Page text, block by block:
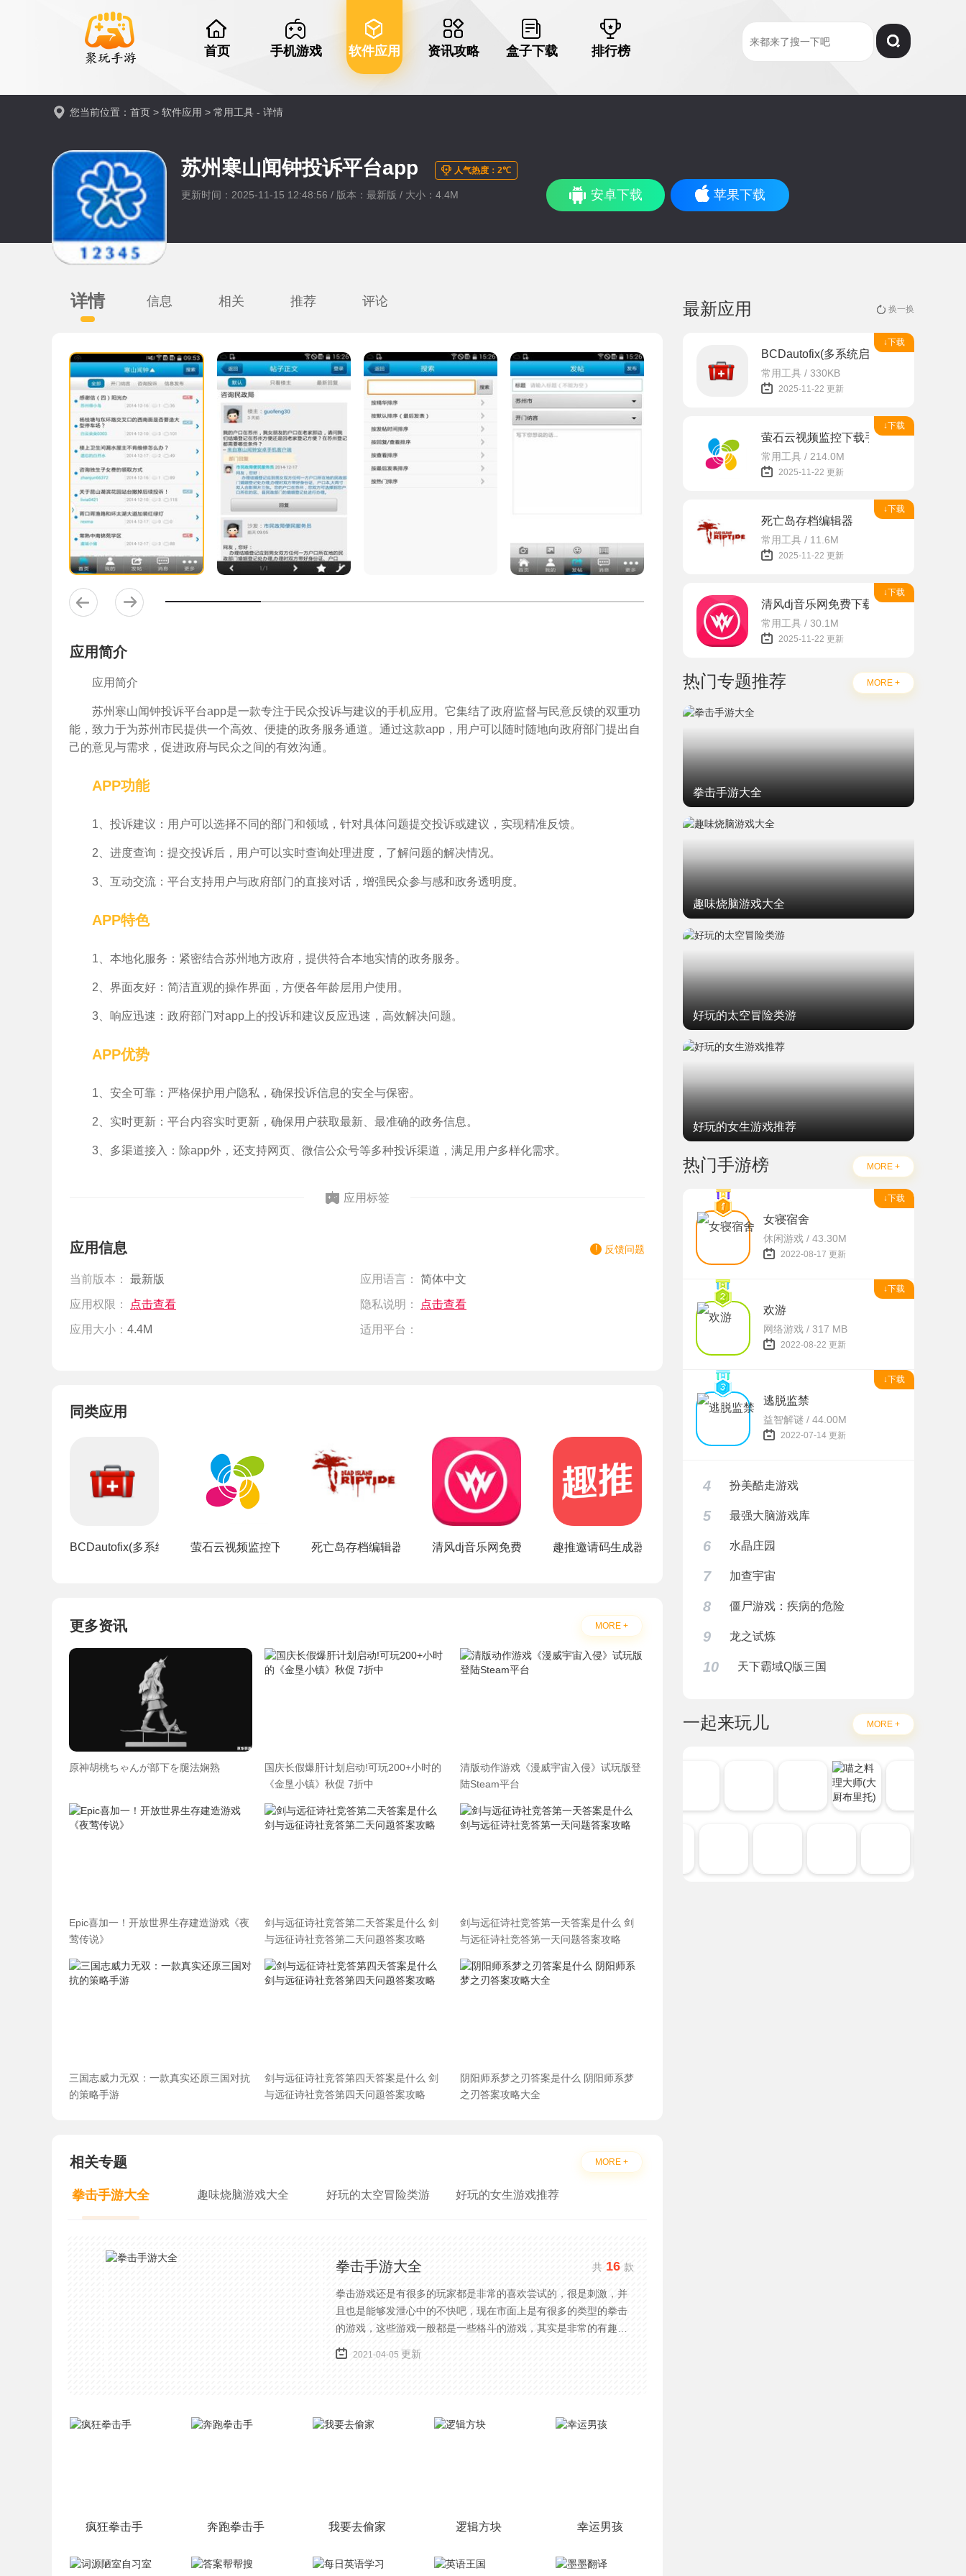
首页 手机游戏 软件应用 资讯攻略 盒子下载 排行榜
您当前位置： 首页 > 软件应用 > 常用工具 - 详情
苏州寒山闻钟投诉平台app 人气热度：2℃
更新时间：2025-11-15 12:48:56 / 版本：最新版 / 大小：4.4M 安卓下载 苹果下载
详情 信息 相关 推荐 评论
应用简介
应用简介
苏州寒山闻钟投诉平台app是一款专注于民众投诉与建议的手机应用。它集结了政府监督与民意反馈的双重功
能，致力于为苏州市民提供一个高效、便捷的政务服务通道。通过这款app，用户可以随时随地向政府部门提出自
己的意见与需求，促进政府与民众之间的有效沟通。
APP功能
1、投诉建议：用户可以选择不同的部门和领域，针对具体问题提交投诉或建议，实现精准反馈。
2、进度查询：提交投诉后，用户可以实时查询处理进度，了解问题的解决情况。
3、互动交流：平台支持用户与政府部门的直接对话，增强民众参与感和政务透明度。
APP特色
1、本地化服务：紧密结合苏州地方政府，提供符合本地实情的政务服务。
2、界面友好：简洁直观的操作界面，方便各年龄层用户使用。
3、响应迅速：政府部门对app上的投诉和建议反应迅速，高效解决问题。
APP优势
1、安全可靠：严格保护用户隐私，确保投诉信息的安全与保密。
2、实时更新：平台内容实时更新，确保用户获取最新、最准确的政务信息。
3、多渠道接入：除app外，还支持网页、微信公众号等多种投诉渠道，满足用户多样化需求。
应用标签
应用信息 反馈问题
当前版本： 最新版 应用语言： 简体中文
应用权限： 点击查看 隐私说明： 点击查看
应用大小： 4.4M 适用平台：
同类应用
BCDautofix(多系统启动引导修复工具)萤石云视频监控下载手机版app死亡岛存档编辑器 清风dj音乐网免费下载安装趣推邀请码生成器下载
更多资讯 MORE +
原神胡桃ちゃんが部下を腿法娴熟
国庆长假爆肝计划启动!可玩200+小时的
《金垦小镇》秋促 7折中
清版动作游戏《漫威宇宙入侵》试玩版登
陆Steam平台
Epic喜加一！开放世界生存建造游戏《夜
莺传说》
剑与远征诗社竞答第二天答案是什么 剑
与远征诗社竞答第二天问题答案攻略
剑与远征诗社竞答第一天答案是什么 剑
与远征诗社竞答第一天问题答案攻略
三国志威力无双：一款真实还原三国对抗
的策略手游
剑与远征诗社竞答第四天答案是什么 剑
与远征诗社竞答第四天问题答案攻略
阴阳师系梦之刃答案是什么 阴阳师系梦
之刃答案攻略大全
相关专题 MORE +
拳击手游大全 趣味烧脑游戏大全 好玩的太空冒险类游 好玩的女生游戏推荐
拳击手游大全 共16 款
拳击游戏还是有很多的玩家都是非常的喜欢尝试的，很是刺激，并
且也是能够发泄心中的不快吧，现在市面上是有很多的类型的拳击
的游戏，这些游戏一般都是一些格斗的游戏，其实是非常的有趣，
也是相当的刺激的，游戏中是有一些不同的场景都是能够去进行体
验的，我们也是能够去刺激的进行对战的，小编现在就是收集了一
2021-04-05 更新
疯狂拳击手 奔跑拳击手 我要去偷家 逻辑方块 幸运男孩
最新应用 换一换
↓下载
BCDautofix(多系统启动引导修复工具)
常用工具 / 330KB
2025-11-22 更新
↓下载
萤石云视频监控下载手机版app
常用工具 / 214.0M
2025-11-22 更新
↓下载
死亡岛存档编辑器
常用工具 / 11.6M
2025-11-22 更新
↓下载
清风dj音乐网免费下载安装
常用工具 / 30.1M
2025-11-22 更新
热门专题推荐 MORE +
拳击手游大全
趣味烧脑游戏大全
好玩的太空冒险类游
好玩的女生游戏推荐
热门手游榜 MORE +
↓下载
女寝宿舍
休闲游戏 / 43.30M
2022-08-17 更新
↓下载
欢游
网络游戏 / 317 MB
2022-08-22 更新
↓下载
逃脱监禁
益智解谜 / 44.00M
2022-07-14 更新
4 扮美酷走游戏
5 最强大脑游戏库
6 水晶庄园
7 加查宇宙
8 僵尸游戏：疾病的危险
9 龙之试炼
10 天下霸域Q版三国
一起来玩儿 MORE +